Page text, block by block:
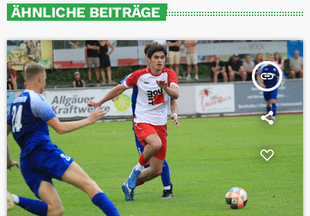
ÄHNLICHE BEITRÄGE
insert_link